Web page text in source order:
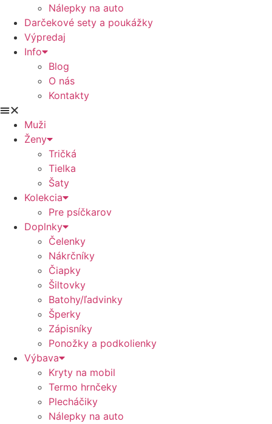
Nálepky na auto
Darčekové sety a poukážky
Výpredaj
Info
Blog
O nás
Kontakty
Muži
Ženy
Tričká
Tielka
Šaty
Kolekcia
Pre psíčkarov
Doplnky
Čelenky
Nákrčníky
Čiapky
Šiltovky
Batohy/ľadvinky
Šperky
Zápisníky
Ponožky a podkolienky
Výbava
Kryty na mobil
Termo hrnčeky
Plecháčiky
Nálepky na auto